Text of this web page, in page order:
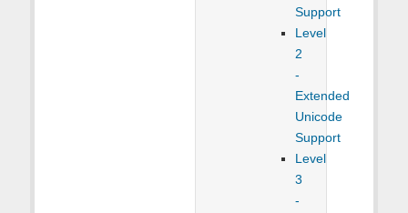
Support
Level
2
-
Extended
Unicode
Support
Level
3
-